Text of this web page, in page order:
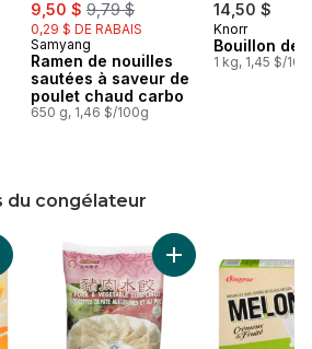
9,50 $ 9,79 $
0,29 $ DE RABAIS
Samyang
Ramen de nouilles
sautées à saveur de
poulet chaud carbo
650 g, 1,46 $/100g
14,50 $
Knorr
Bouillon de
1 kg, 1,45 $/
du congélateur
du congélateur
Melona barres de dessert glacé
Ajouter Dumplings